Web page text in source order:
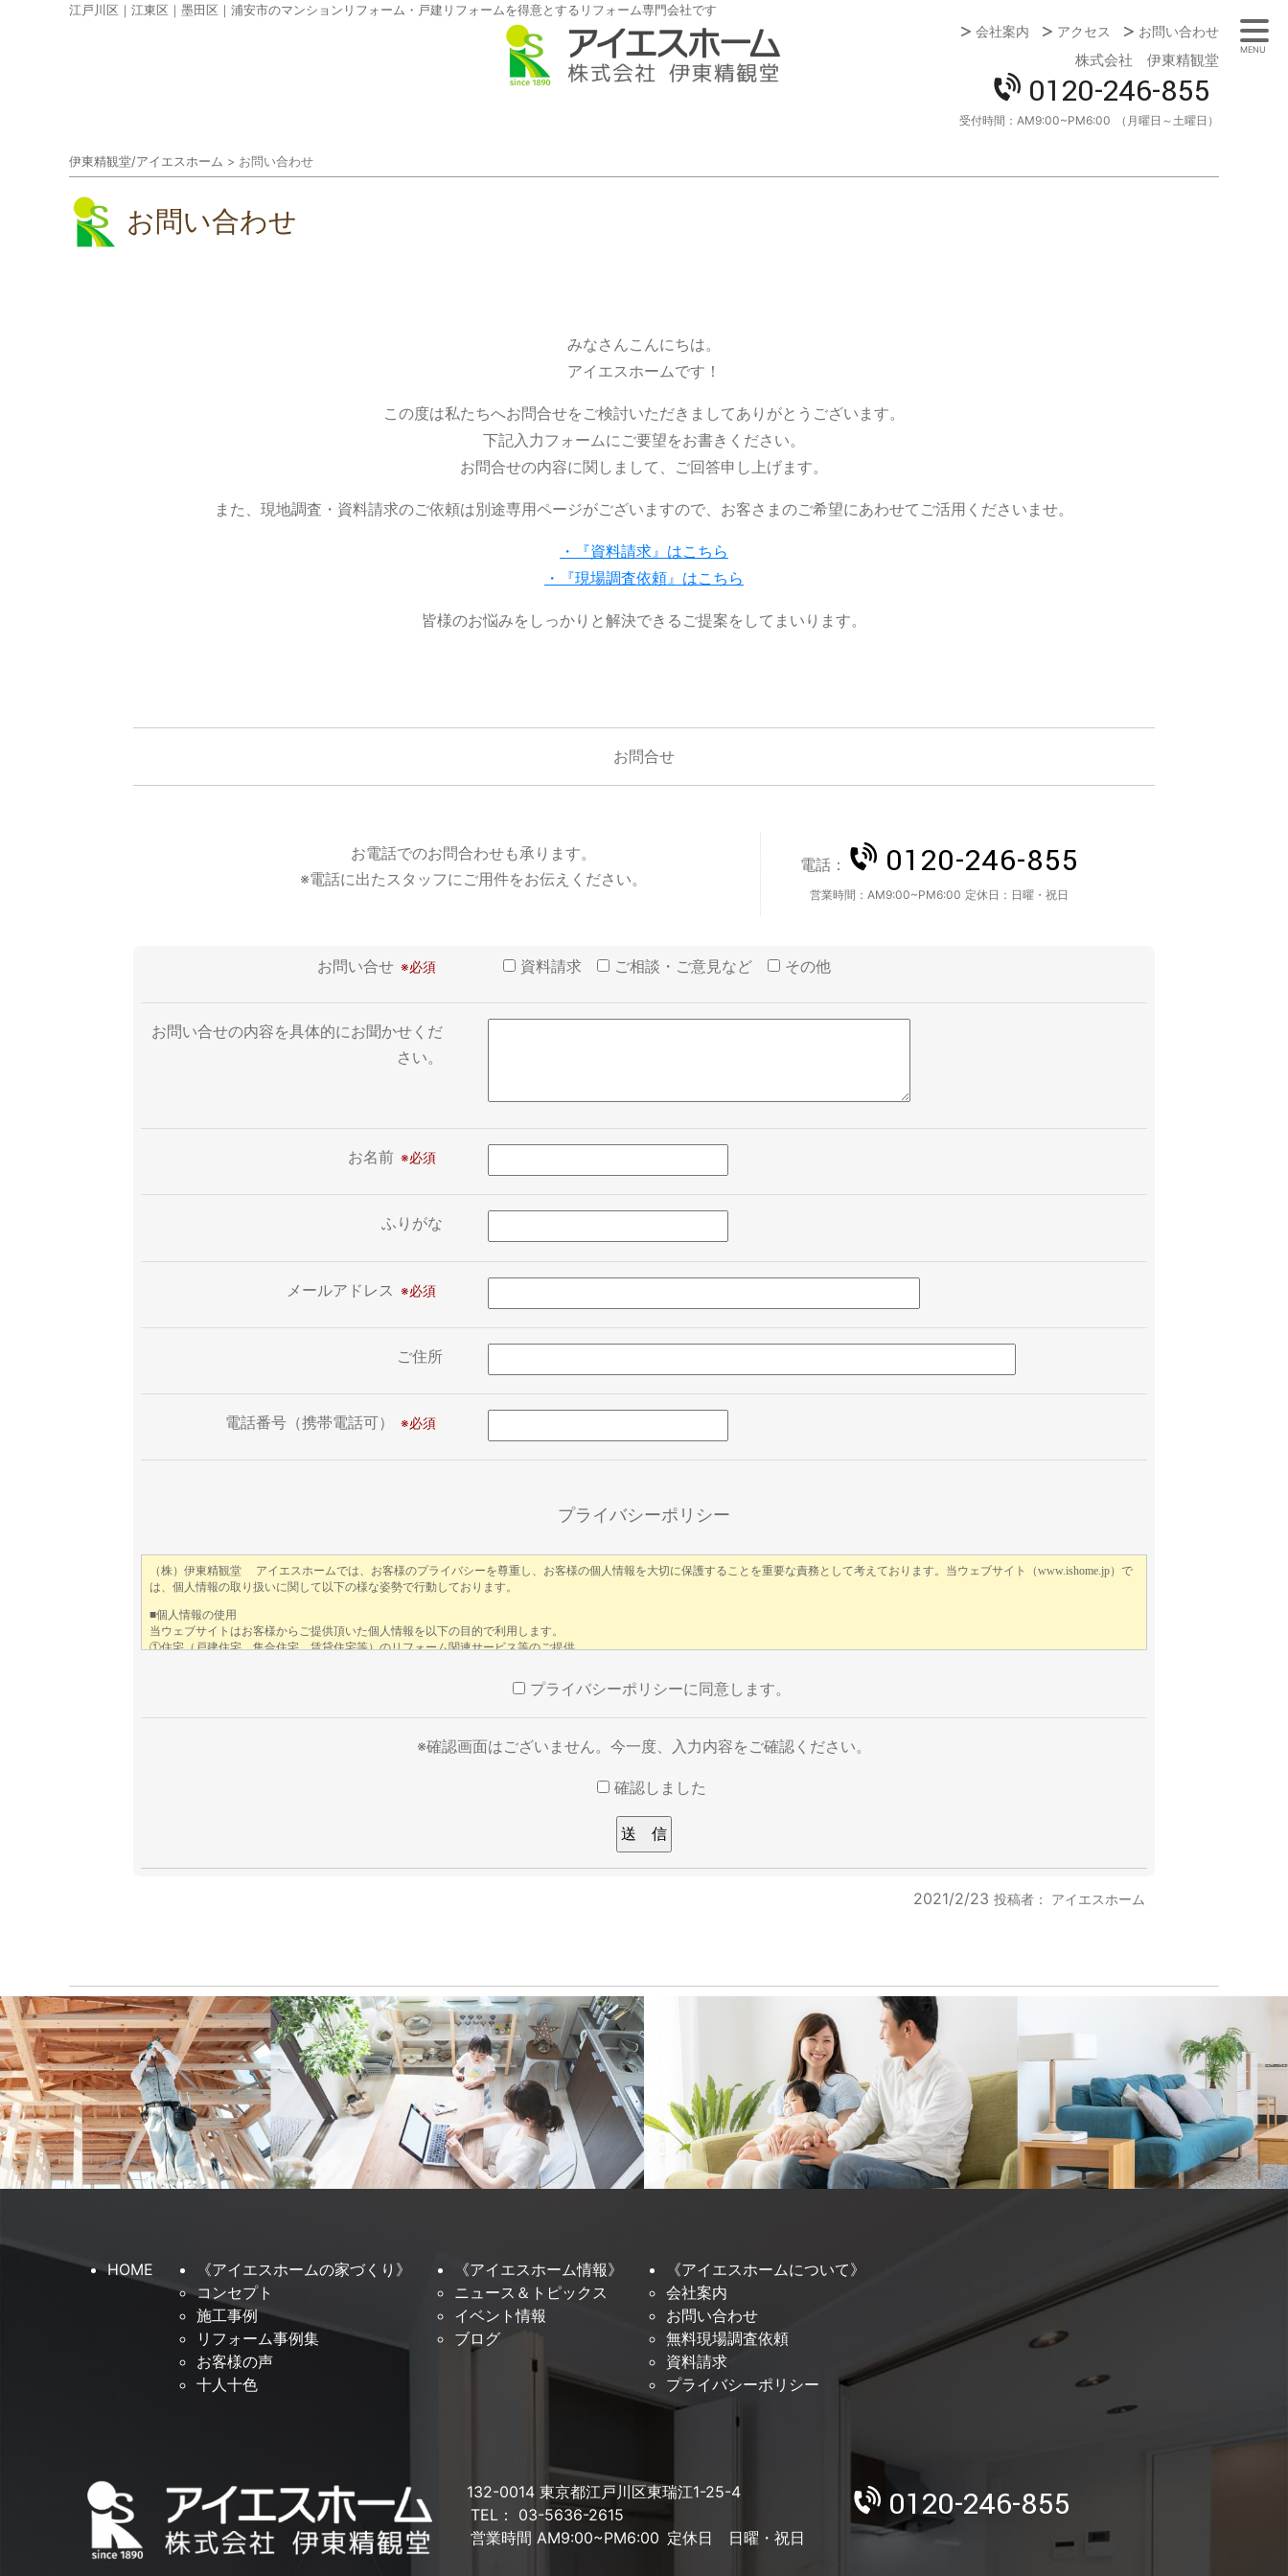
江戸川区｜江東区｜墨田区｜浦安市のマンションリフォーム・戸建リフォームを得意とするリフォーム専門会社です
会社案内
アクセス お問い合わせ
株式会社 伊東精観堂
0120-246-855
受付時間： AM9:00~PM6:00 （月曜日～土曜日）
伊東精観堂/アイエスホーム > お問い合わせ
お問い合わせ
みなさんこんにちは。
アイエスホームです！
この度は私たちへお問合せをご検討いただきましてありがとうございます。
下記入力フォームにご要望をお書きください。
お問合せの内容に関しまして、ご回答申し上げます。
また、現地調査・資料請求のご依頼は別途専用ページがございますので、お客さまのご希望にあわせてご活用くださいませ。
・『資料請求』はこちら
・『現場調査依頼』はこちら
皆様のお悩みをしっかりと解決できるご提案をしてまいります。
お問合せ
お電話でのお問合わせも承ります。
※電話に出たスタッフにご用件をお伝えください。
電話： 0120-246-855
営業時間：AM9:00~PM6:00 定休日： 日曜・祝日
お問い合せ 資料請求 ご相談・ご意見など その他
お問い合せの内容を具体的にお聞かせくだ
さい。
お名前
ふりがな
メールアドレス
ご住所
電話番号（携帯電話可）
プライバシーポリシー
プライバシーポリシーに同意します。
※確認画面はございません。今一度、入力内容をご確認ください。
確認しました
2021/2/23 投稿者： アイエスホーム
MENU
HOME
《アイエスホームの家づくり》
コンセプト
施工事例
リフォーム事例集
お客様の声
十人十色
《アイエスホーム情報》
ニュース＆トピックス
イベント情報
ブログ
《アイエスホームについて》
会社案内
お問い合わせ
無料現場調査依頼
資料請求
プライバシーポリシー
132-0014 東京都江戸川区東瑞江1-25-4
TEL： 03-5636-2615
営業時間 AM9:00~PM6:00 定休日 日曜・祝日
0120-246-855